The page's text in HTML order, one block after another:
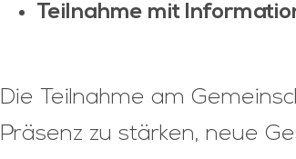
Teilnahme mit
Die Teilnahme am
Präsenz zu stärken, neue